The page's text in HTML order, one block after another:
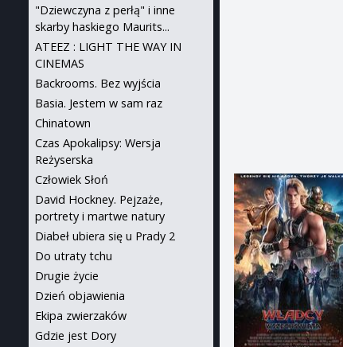
"Dziewczyna z perłą" i inne
skarby haskiego Maurits...
ATEEZ : LIGHT THE WAY IN
CINEMAS
Backrooms. Bez wyjścia
Basia. Jestem w sam raz
Chinatown
Czas Apokalipsy: Wersja
Reżyserska
Człowiek Słoń
David Hockney. Pejzaże,
portrety i martwe natury
Diabeł ubiera się u Prady 2
Do utraty tchu
Drugie życie
Dzień objawienia
Ekipa zwierzaków
Gdzie jest Dory